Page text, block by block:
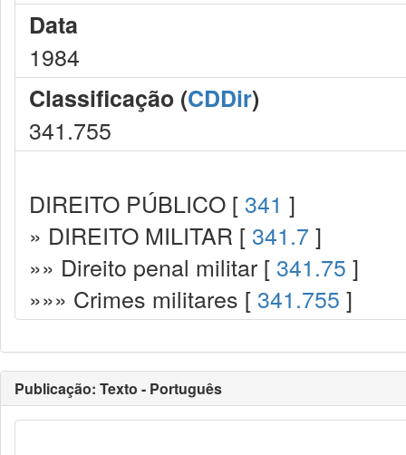
Data
1984
Classificação (CDDir)
341.755
DIREITO PÚBLICO [ 341 ]
» DIREITO MILITAR [ 341.7 ]
»» Direito penal militar [ 341.75 ]
»»» Crimes militares [ 341.755 ]
Publicação: Texto - Português